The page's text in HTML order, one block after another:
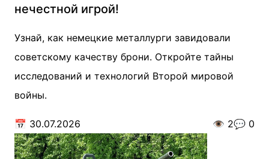
нечестной игрой!
Узнай, как немецкие металлурги завидовали
советскому качеству брони. Откройте тайны
исследований и технологий Второй мировой
войны.
📅 30.07.2026 👁️ 2💬 0